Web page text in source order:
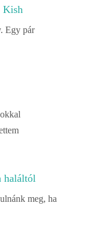
Kish
Egy pár
haláltól
meg, ha